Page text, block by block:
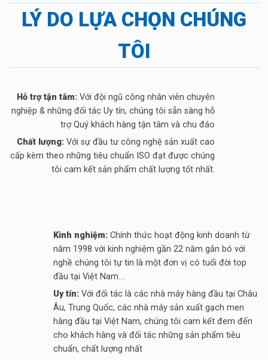
LÝ DO LỰA CHỌN CHÚNG
TÔI
Hỗ trợ tận tâm: Với đội ngũ công nhân viên chuyên
nghiệp & những đối tác Uy tín, chúng tôi sẵn sàng hỗ
trợ Quý khách hàng tận tâm và chu đáo
Chất lượng: Với sự đầu tư công nghệ sản xuất cao
cấp kèm theo những tiêu chuẩn ISO đạt được chúng
tôi cam kết sản phẩm chất lượng tốt nhất.
Kinh nghiệm: Chính thức hoạt động kinh doanh từ
năm 1998 với kinh nghiệm gần 22 năm gắn bó với
nghề chúng tôi tự tin là một đơn vị có tuổi đời top
đầu tại Việt Nam....
Uy tín: Với đối tác là các nhà máy hàng đầu tại Châu
Âu, Trung Quốc, các nhà máy sản xuất gạch men
hàng đầu tại Việt Nam, chúng tôi cam kết đem đến
cho khách hàng và đối tác những sản phẩm tiêu
chuẩn, chất lượng nhất